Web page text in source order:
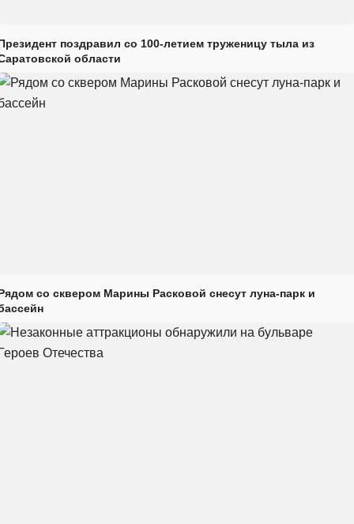
поздравил со 100-летием труженицу тыла из
области
со сквером Марины Расковой снесут луна-парк и